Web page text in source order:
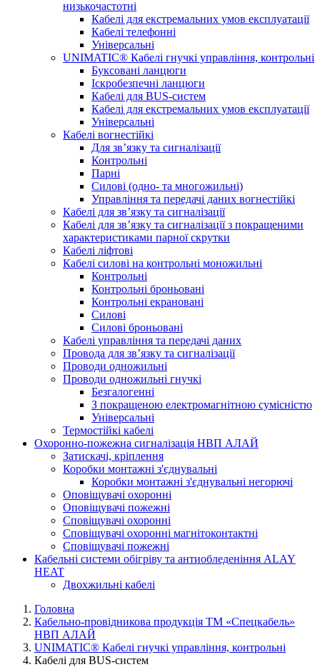
низькочастотні
Кабелі для екстремальних умов експлуатації
Кабелі телефонні
Універсальні
UNIMATIC® Кабелі гнучкі управління, контрольні
Буксовані ланцюги
Іскробезпечні ланцюги
Кабелі для BUS-систем
Кабелі для екстремальних умов експлуатації
Універсальні
Кабелі вогнестійкі
Для зв’язку та сигналізації
Контрольні
Парні
Силові (одно- та многожильні)
Управління та передачі даних вогнестійкі
Кабелі для зв’язку та сигналізації
Кабелі для зв’язку та сигналізації з покращеними
характеристиками парної скрутки
Кабелі ліфтові
Кабелі силові на контрольні моножильні
Контрольні
Контрольні броньовані
Контрольні екрановані
Силові
Силові броньовані
Кабелі управління та передачі даних
Провода для зв’язку та сигналізації
Проводи одножильні
Проводи одножильні гнучкі
Безгалогенні
З покращеною електромагнітною сумісністю
Універсальні
Термостійкі кабелі
Охоронно-пожежна сигналізація НВП АЛАЙ
Затискачі, кріплення
Коробки монтажні з'єднувальні
Коробки монтажні з'єднувальні негорючі
Оповіщувачі охоронні
Оповіщувачі пожежні
Сповіщувачі охоронні
Сповіщувачі охоронні магнітоконтактні
Сповіщувачі пожежні
Кабельні системи обігріву та антиобледеніння ALAY
HEAT
Двохжильні кабелі
Головна
Кабельно-провідникова продукція ТМ «Спецкабель»
НВП АЛАЙ
UNIMATIC® Кабелі гнучкі управління, контрольні
Кабелі для BUS-систем